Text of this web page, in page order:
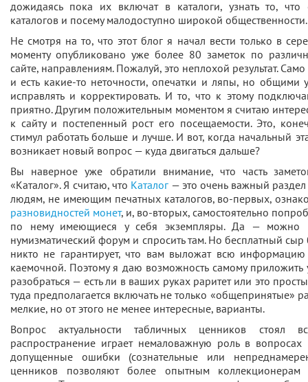
дожидаясь пока их включат в каталоги, узнать то, что
каталогов и посему малодоступно широкой общественности.
Не смотря на то, что этот блог я начал вести только в
моменту опубликовано уже более 80 заметок по
сайте, направлениям. Пожалуй, это неплохой результат.
и есть какие-то неточности, опечатки и ляпы, но общими
исправлять и корректировать. И то, что к этому
приятно. Другим положительным моментом я считаю
к сайту и постепенный рост его посещаемости. Это,
стимул работать больше и лучше. И вот, когда начальный
возникает новый вопрос — куда двигаться дальше?
Вы наверное уже обратили внимание, что часть
«Каталог». Я считаю, что Каталог — это очень важный
людям, не имеющим печатных каталогов, во-первых,
разновидностей монет, и, во-вторых, самостоятельно
по нему имеющиеся у себя экземпляры. Да — можно
нумизматический форум и спросить там. Но бесплатный сыр
никто не гарантирует, что вам выложат всю
каемочной. Поэтому я даю возможность самому приложить
разобраться — есть ли в ваших руках раритет или это
туда предполагается включать не только «общепринятые»
мелкие, но от этого не менее интересные, варианты.
Вопрос актуальности табличных ценников стоял
распространение играет немаловажную роль в вопросах
допущенные ошибки (сознательные или
ценников позволяют более опытным